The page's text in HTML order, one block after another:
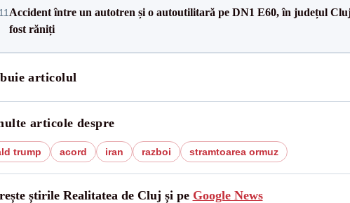
Accident între un autotren și o autoutilitară pe DN1 E60, în județul
fost răniți
articolul
articole despre
trump acord iran razboi stramtoarea ormuz
știrile Realitatea de Cluj și pe Google News